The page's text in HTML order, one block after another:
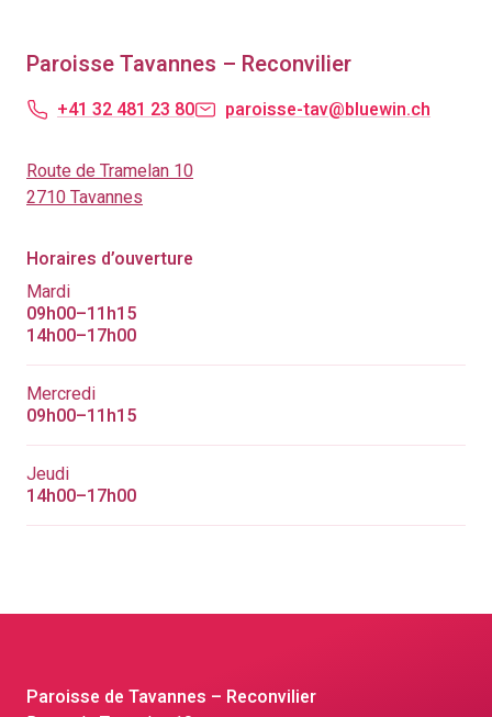
Paroisse Tavannes – Reconvilier
+41 32 481 23 80 paroisse-tav@bluewin.ch
Route de Tramelan 10
2710 Tavannes
Horaires d’ouverture
Mardi
09h00–11h15
14h00–17h00
Mercredi
09h00–11h15
Jeudi
14h00–17h00
Paroisse de Tavannes – Reconvilier